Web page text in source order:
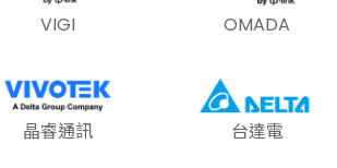
VIGI OMADA
晶睿通訊 台達電